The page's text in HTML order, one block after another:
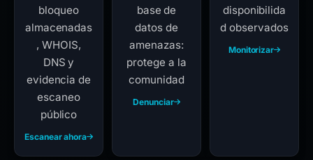
bloqueo
almacenadas
, WHOIS,
DNS y
evidencia de
escaneo
público
Escanear ahora
base de
datos de
amenazas:
protege a la
comunidad
Denunciar
disponibilida
d observados
Monitorizar